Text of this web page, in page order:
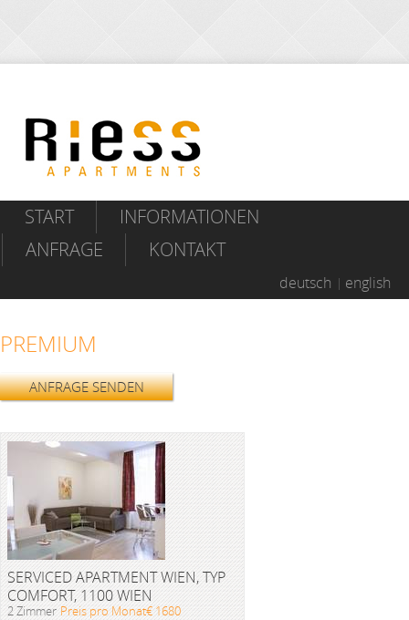
START
INFORMATIONEN
ANFRAGE
KONTAKT
deutsch english
PREMIUM
ANFRAGE SENDEN
SERVICED APARTMENT WIEN, TYP
COMFORT, 1100 WIEN
2 Zimmer Preis pro Monat€ 1680